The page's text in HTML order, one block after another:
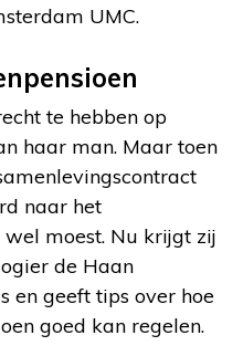
UMC.
te hebben op
haar man. Maar toen
naar het
moest. Nu krijgt zij
de Haan
en geeft tips over hoe
goed kan regelen.